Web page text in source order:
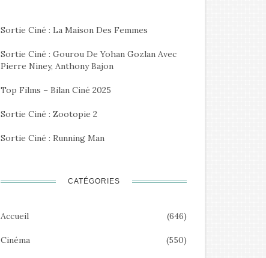
Sortie Ciné : La Maison Des Femmes
Sortie Ciné : Gourou De Yohan Gozlan Avec
Pierre Niney, Anthony Bajon
Top Films – Bilan Ciné 2025
Sortie Ciné : Zootopie 2
Sortie Ciné : Running Man
CATÉGORIES
Accueil (646)
Cinéma (550)